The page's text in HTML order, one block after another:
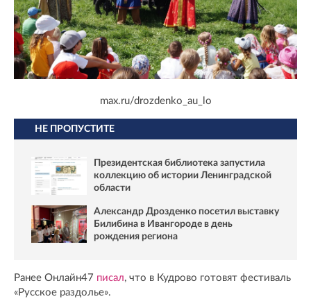
max.ru/drozdenko_au_lo
НЕ ПРОПУСТИТЕ
Президентская библиотека запустила
коллекцию об истории Ленинградской
области
Александр Дрозденко посетил выставку
Билибина в Ивангороде в день
рождения региона
Ранее Онлайн47 писал, что в Кудрово готовят фестиваль
«Русское раздолье».